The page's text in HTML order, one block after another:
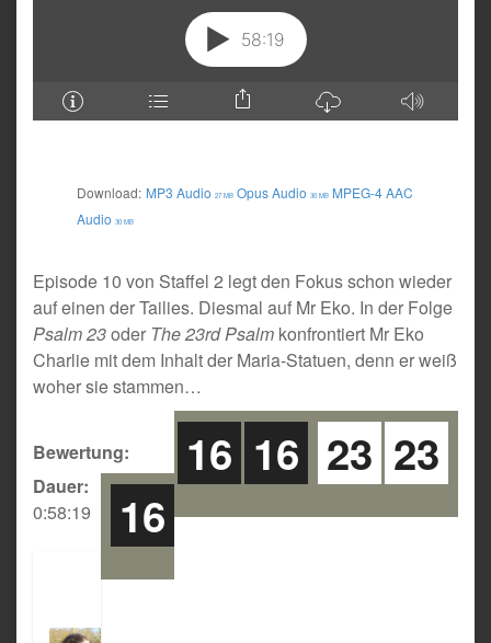
Download: MP3 Audio 27 MB Opus Audio 30 MB MPEG-4 AAC
Audio 30 MB
Episode 10 von Staffel 2 legt den Fokus schon wieder
auf einen der Tailies. Diesmal auf Mr Eko. In der Folge
Psalm 23oder The 23rd Psalm konfrontiert Mr Eko
Charlie mit dem Inhalt der Maria-Statuen, denn er weiß
woher sie stammen…
Bewertung: 23
23
16
16
16
Dauer:
0:58:19
D